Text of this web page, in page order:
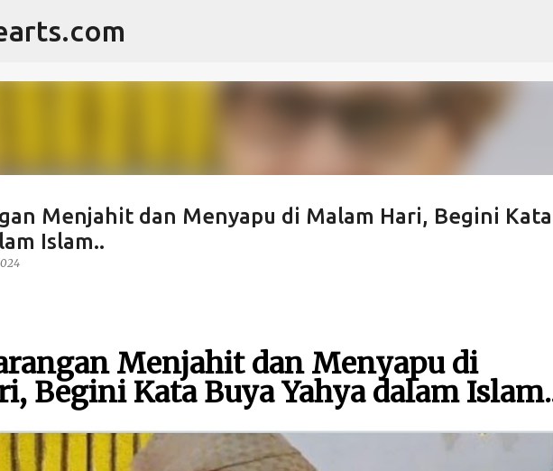
Menjahit dan Menyapu di Malam Hari, Begini Kata
Islam..
Menjahit dan Menyapu di
Begini Kata Buya Yahya dalam